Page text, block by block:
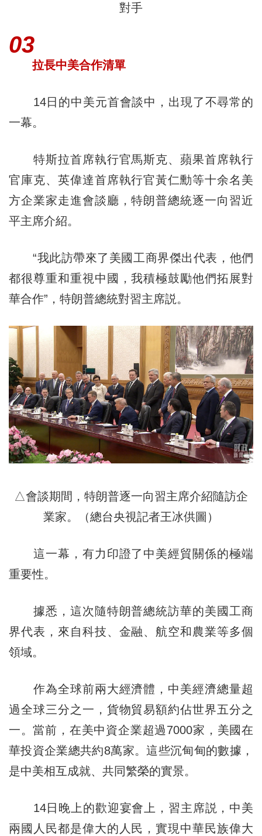
對手
03
拉長中美合作清單
14日的中美元首會談中，出現了不尋常的
一幕。
特斯拉首席執行官馬斯克、蘋果首席執行
官庫克、英偉達首席執行官黃仁勳等十余名美
方企業家走進會談廳，特朗普總統逐一向習近
平主席介紹。
“我此訪帶來了美國工商界傑出代表，他們
都很尊重和重視中國，我積極鼓勵他們拓展對
華合作”，特朗普總統對習主席説。
△會談期間，特朗普逐一向習主席介紹隨訪企
業家。（總台央視記者王冰供圖）
這一幕，有力印證了中美經貿關係的極端
重要性。
據悉，這次隨特朗普總統訪華的美國工商
界代表，來自科技、金融、航空和農業等多個
領域。
作為全球前兩大經濟體，中美經濟總量超
過全球三分之一，貨物貿易額約佔世界五分之
一。當前，在美中資企業超過7000家，美國在
華投資企業總共約8萬家。這些沉甸甸的數據，
是中美相互成就、共同繁榮的實景。
14日晚上的歡迎宴會上，習主席説，中美
兩國人民都是偉大的人民，實現中華民族偉大